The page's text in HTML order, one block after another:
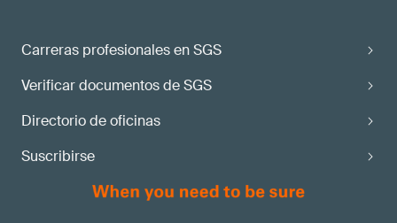
Carreras profesionales en SGS
Verificar documentos de SGS
Directorio de oficinas
Suscribirse